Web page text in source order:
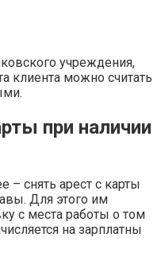
учреждения,
клиента можно считать
при наличии
– снять арест с карты
Для этого им
с места работы о том
на зарплатны